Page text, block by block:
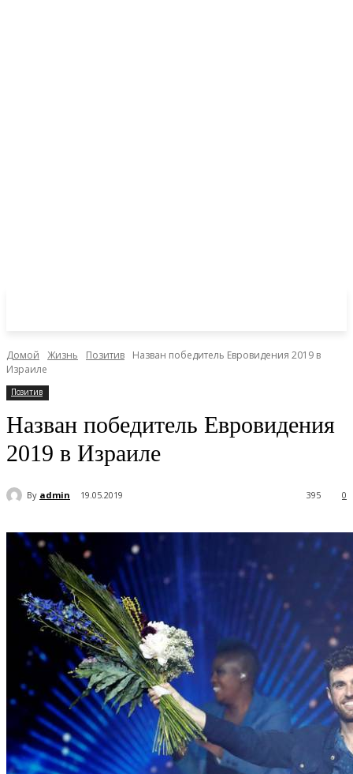
Домой Жизнь Позитив
Назван победитель Евровидения 2019 в
Израиле
Позитив
Назван победитель Евровидения
2019 в Израиле
By admin 19.05.2019 0
395